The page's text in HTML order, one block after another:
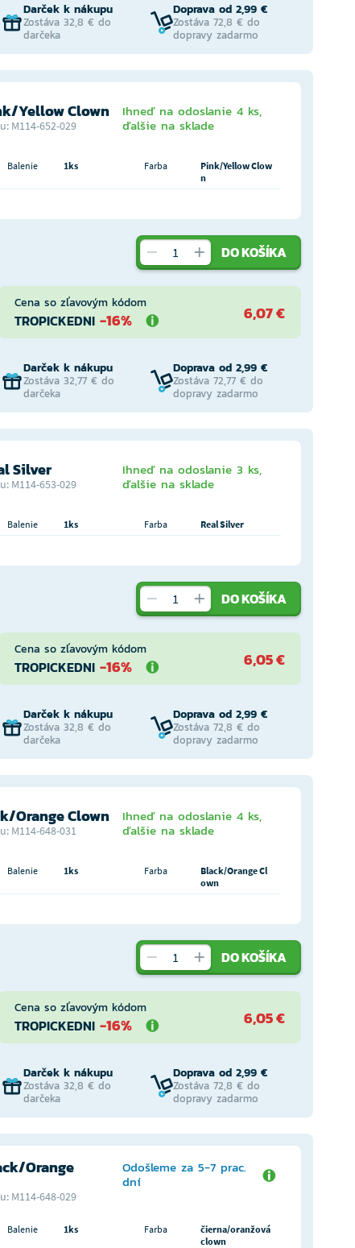
Darček k nákupu
Zostáva 32,8 € do
darčeka
Doprava od 2,99 €
Zostáva 72,8 € do
dopravy zadarmo
Yellow Clown
M114-652-029
Ihneď na odoslanie 4 ks,
ďalšie na sklade
Balenie 1ks Farba
Pink/Yellow Clow
n
DO KOŠÍKA
Cena so zľavovým kódom
TROPICKEDNI -16% 6,07 €
Darček k nákupu
Zostáva 32,77 € do
darčeka
Doprava od 2,99 €
Zostáva 72,77 € do
dopravy zadarmo
Silver
M114-653-029
Ihneď na odoslanie 3 ks,
ďalšie na sklade
Balenie 1ks Farba
Real Silver
DO KOŠÍKA
Cena so zľavovým kódom
TROPICKEDNI -16% 6,05 €
Darček k nákupu
Zostáva 32,8 € do
darčeka
Doprava od 2,99 €
Zostáva 72,8 € do
dopravy zadarmo
Orange Clown
M114-648-031
Ihneď na odoslanie 4 ks,
ďalšie na sklade
Balenie 1ks Farba
Black/Orange Cl
own
DO KOŠÍKA
Cena so zľavovým kódom
TROPICKEDNI -16% 6,05 €
Darček k nákupu
Zostáva 32,8 € do
darčeka
Doprava od 2,99 €
Zostáva 72,8 € do
dopravy zadarmo
Orange
M114-648-029
Odošleme za 5-7 prac.
dní
Balenie 1ks Farba
čierna/oranžová
clown